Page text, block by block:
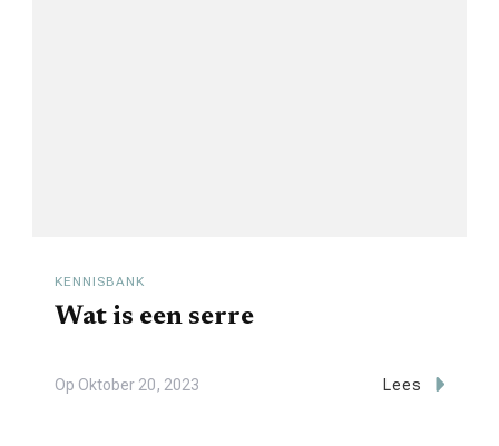
KENNISBANK
Wat is een serre
Op Oktober 20, 2023 Lees